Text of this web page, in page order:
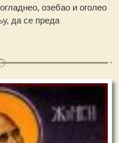
озебао и оголео
да се преда